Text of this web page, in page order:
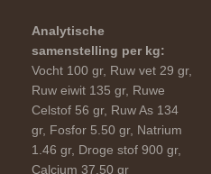
Analytische
samenstelling per kg:
Vocht 100 gr, Ruw vet 29 gr,
Ruw eiwit 135 gr, Ruwe
Celstof 56 gr, Ruw As 134
gr, Fosfor 5.50 gr, Natrium
1.46 gr, Droge stof 900 gr,
Calcium 37.50 gr